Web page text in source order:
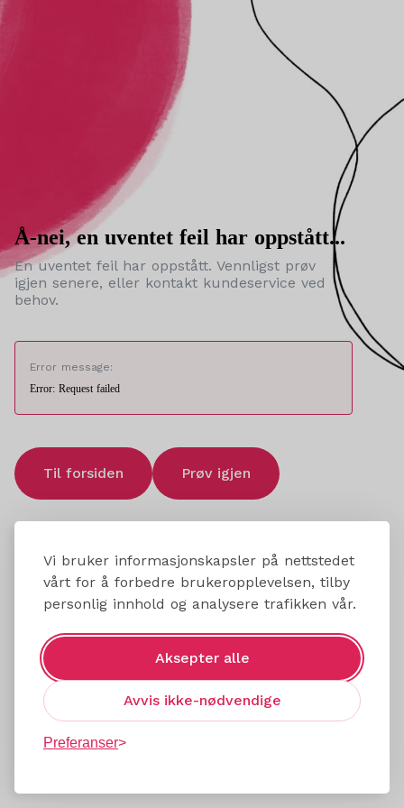
Vi bruker informasjonskapsler på nettstedet
vårt for å forbedre brukeropplevelsen, tilby
personlig innhold og analysere trafikken vår.
Aksepter alle
Avvis ikke-nødvendige
Preferanser
Å-nei, en uventet feil har oppstått...
En uventet feil har oppstått. Vennligst prøv
igjen senere, eller kontakt kundeservice ved
behov.
Error message:
Error: Request failed
Til forsiden Prøv igjen